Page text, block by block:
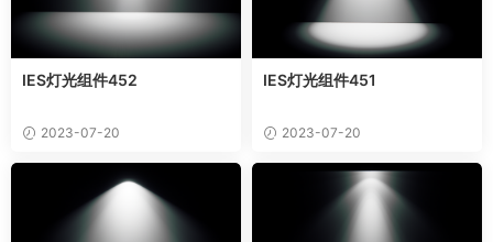
IES灯光组件452
2023-07-20
IES灯光组件451
2023-07-20